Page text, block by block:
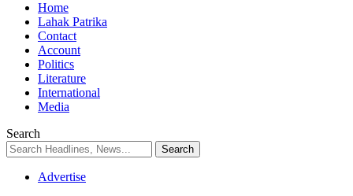
Home
Lahak Patrika
Contact
Account
Politics
Literature
International
Media
Search
Advertise